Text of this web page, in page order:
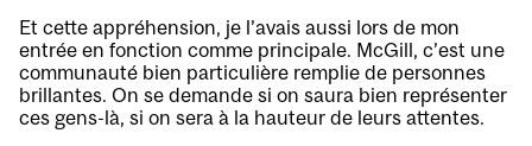
Et cette appréhension, je l’avais aussi lors de mon
entrée en fonction comme principale. McGill, c’est une
communauté bien particulière remplie de personnes
brillantes. On se demande si on saura bien représenter
ces gens-là, si on sera à la hauteur de leurs attentes.